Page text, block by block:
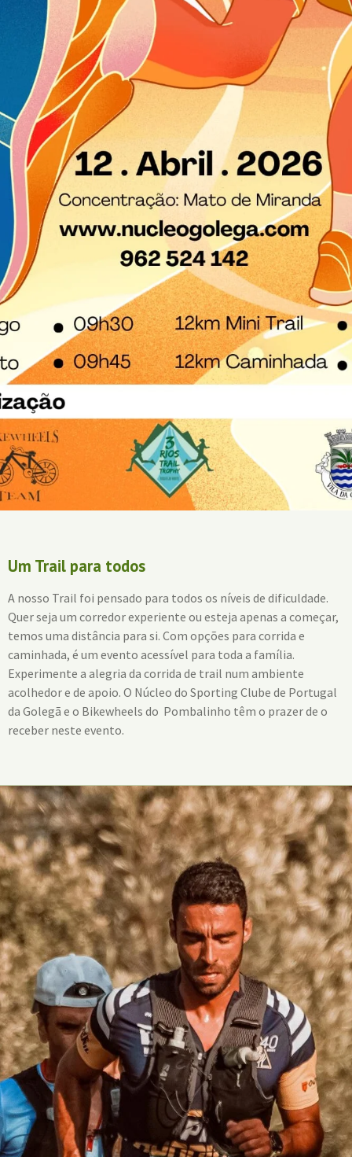
Um Trail para todos
A nosso Trail foi pensado para todos os níveis de dificuldade.
Quer seja um corredor experiente ou esteja apenas a começar,
temos uma distância para si. Com opções para corrida e
caminhada, é um evento acessível para toda a família.
Experimente a alegria da corrida de trail num ambiente
acolhedor e de apoio. O Núcleo do Sporting Clube de Portugal
da Golegã e o Bikewheels do Pombalinho têm o prazer de o
receber neste evento.